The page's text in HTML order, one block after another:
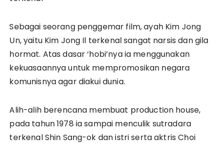
Sebagai seorang penggemar film, ayah Kim Jong
Un, yaitu Kim Jong Il terkenal sangat narsis dan gila
hormat. Atas dasar ‘hobi’nya ia menggunakan
kekuasaannya untuk mempromosikan negara
komunisnya agar diakui dunia.
Alih-alih berencana membuat production house,
pada tahun 1978 ia sampai menculik sutradara
terkenal Shin Sang-ok dan istri serta aktris Choi